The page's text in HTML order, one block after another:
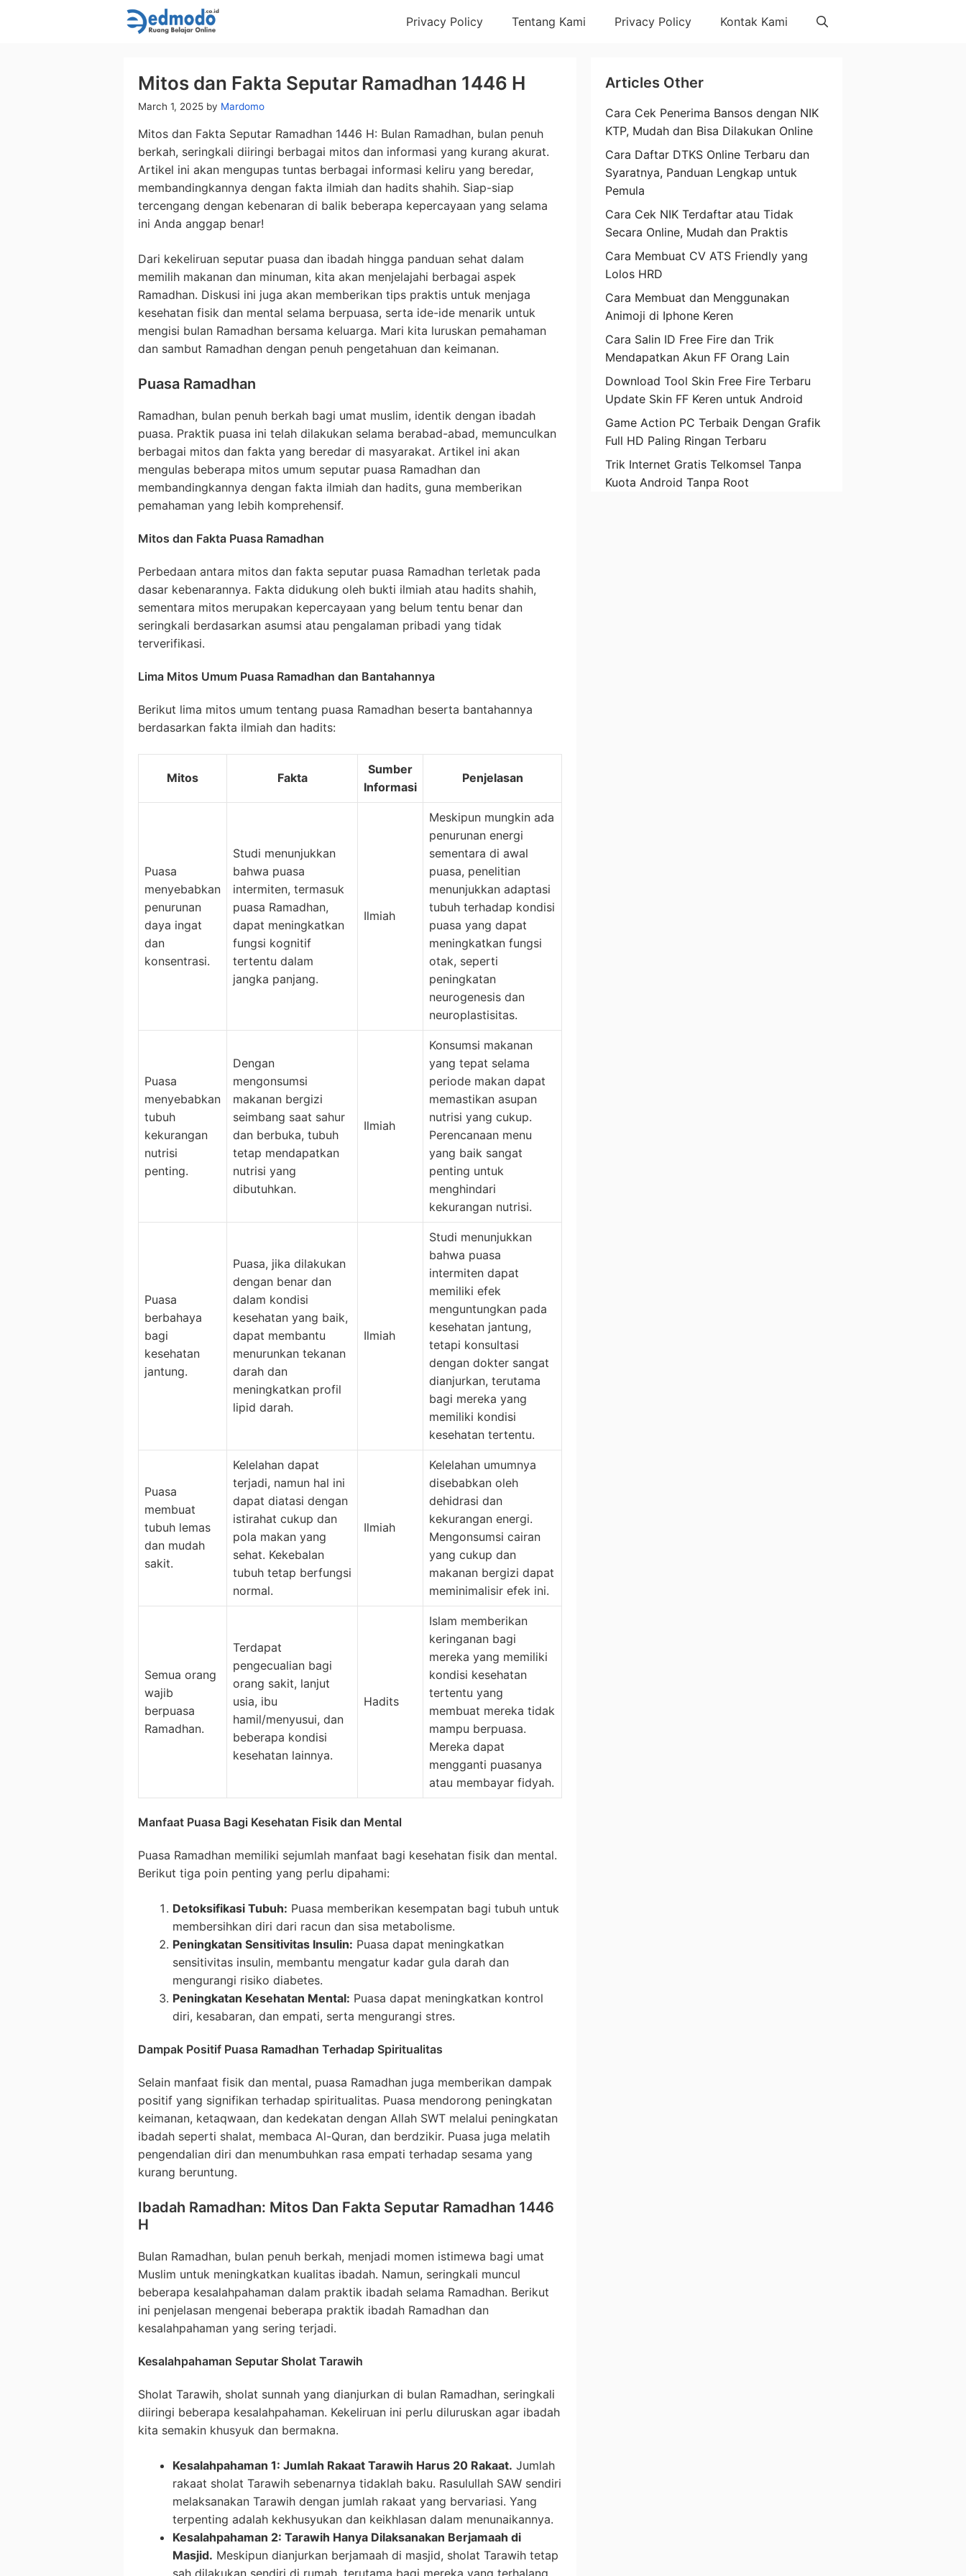
Privacy Policy Tentang Kami Privacy Policy Kontak Kami
Mitos dan Fakta Seputar Ramadhan 1446 H
March 1, 2025 by Mardomo
Mitos dan Fakta Seputar Ramadhan 1446 H: Bulan Ramadhan, bulan penuh
berkah, seringkali diiringi berbagai mitos dan informasi yang kurang akurat.
Artikel ini akan mengupas tuntas berbagai informasi keliru yang beredar,
membandingkannya dengan fakta ilmiah dan hadits shahih. Siap-siap
tercengang dengan kebenaran di balik beberapa kepercayaan yang selama
ini Anda anggap benar!
Dari kekeliruan seputar puasa dan ibadah hingga panduan sehat dalam
memilih makanan dan minuman, kita akan menjelajahi berbagai aspek
Ramadhan. Diskusi ini juga akan memberikan tips praktis untuk menjaga
kesehatan fisik dan mental selama berpuasa, serta ide-ide menarik untuk
mengisi bulan Ramadhan bersama keluarga. Mari kita luruskan pemahaman
dan sambut Ramadhan dengan penuh pengetahuan dan keimanan.
Puasa Ramadhan
Ramadhan, bulan penuh berkah bagi umat muslim, identik dengan ibadah
puasa. Praktik puasa ini telah dilakukan selama berabad-abad, memunculkan
berbagai mitos dan fakta yang beredar di masyarakat. Artikel ini akan
mengulas beberapa mitos umum seputar puasa Ramadhan dan
membandingkannya dengan fakta ilmiah dan hadits, guna memberikan
pemahaman yang lebih komprehensif.
Mitos dan Fakta Puasa Ramadhan
Perbedaan antara mitos dan fakta seputar puasa Ramadhan terletak pada
dasar kebenarannya. Fakta didukung oleh bukti ilmiah atau hadits shahih,
sementara mitos merupakan kepercayaan yang belum tentu benar dan
seringkali berdasarkan asumsi atau pengalaman pribadi yang tidak
terverifikasi.
Lima Mitos Umum Puasa Ramadhan dan Bantahannya
Berikut lima mitos umum tentang puasa Ramadhan beserta bantahannya
berdasarkan fakta ilmiah dan hadits:
Mitos Fakta
Sumber
Informasi
Penjelasan
Puasa
menyebabkan
penurunan
daya ingat
dan
konsentrasi.
Studi menunjukkan
bahwa puasa
intermiten, termasuk
puasa Ramadhan,
dapat meningkatkan
fungsi kognitif
tertentu dalam
jangka panjang.
Ilmiah
Meskipun mungkin ada
penurunan energi
sementara di awal
puasa, penelitian
menunjukkan adaptasi
tubuh terhadap kondisi
puasa yang dapat
meningkatkan fungsi
otak, seperti
peningkatan
neurogenesis dan
neuroplastisitas.
Puasa
menyebabkan
tubuh
kekurangan
nutrisi
penting.
Dengan
mengonsumsi
makanan bergizi
seimbang saat sahur
dan berbuka, tubuh
tetap mendapatkan
nutrisi yang
dibutuhkan.
Ilmiah
Konsumsi makanan
yang tepat selama
periode makan dapat
memastikan asupan
nutrisi yang cukup.
Perencanaan menu
yang baik sangat
penting untuk
menghindari
kekurangan nutrisi.
Puasa
berbahaya
bagi
kesehatan
jantung.
Puasa, jika dilakukan
dengan benar dan
dalam kondisi
kesehatan yang baik,
dapat membantu
menurunkan tekanan
darah dan
meningkatkan profil
lipid darah.
Ilmiah
Studi menunjukkan
bahwa puasa
intermiten dapat
memiliki efek
menguntungkan pada
kesehatan jantung,
tetapi konsultasi
dengan dokter sangat
dianjurkan, terutama
bagi mereka yang
memiliki kondisi
kesehatan tertentu.
Puasa
membuat
tubuh lemas
dan mudah
sakit.
Kelelahan dapat
terjadi, namun hal ini
dapat diatasi dengan
istirahat cukup dan
pola makan yang
sehat. Kekebalan
tubuh tetap berfungsi
normal.
Ilmiah
Kelelahan umumnya
disebabkan oleh
dehidrasi dan
kekurangan energi.
Mengonsumsi cairan
yang cukup dan
makanan bergizi dapat
meminimalisir efek ini.
Semua orang
wajib
berpuasa
Ramadhan.
Terdapat
pengecualian bagi
orang sakit, lanjut
usia, ibu
hamil/menyusui, dan
beberapa kondisi
kesehatan lainnya.
Hadits
Islam memberikan
keringanan bagi
mereka yang memiliki
kondisi kesehatan
tertentu yang
membuat mereka tidak
mampu berpuasa.
Mereka dapat
mengganti puasanya
atau membayar fidyah.
Manfaat Puasa Bagi Kesehatan Fisik dan Mental
Puasa Ramadhan memiliki sejumlah manfaat bagi kesehatan fisik dan mental.
Berikut tiga poin penting yang perlu dipahami:
Detoksifikasi Tubuh: Puasa memberikan kesempatan bagi tubuh untuk
membersihkan diri dari racun dan sisa metabolisme.
Peningkatan Sensitivitas Insulin: Puasa dapat meningkatkan
sensitivitas insulin, membantu mengatur kadar gula darah dan
mengurangi risiko diabetes.
Peningkatan Kesehatan Mental: Puasa dapat meningkatkan kontrol
diri, kesabaran, dan empati, serta mengurangi stres.
Dampak Positif Puasa Ramadhan Terhadap Spiritualitas
Selain manfaat fisik dan mental, puasa Ramadhan juga memberikan dampak
positif yang signifikan terhadap spiritualitas. Puasa mendorong peningkatan
keimanan, ketaqwaan, dan kedekatan dengan Allah SWT melalui peningkatan
ibadah seperti shalat, membaca Al-Quran, dan berdzikir. Puasa juga melatih
pengendalian diri dan menumbuhkan rasa empati terhadap sesama yang
kurang beruntung.
Ibadah Ramadhan: Mitos Dan Fakta Seputar Ramadhan 1446
H
Bulan Ramadhan, bulan penuh berkah, menjadi momen istimewa bagi umat
Muslim untuk meningkatkan kualitas ibadah. Namun, seringkali muncul
beberapa kesalahpahaman dalam praktik ibadah selama Ramadhan. Berikut
ini penjelasan mengenai beberapa praktik ibadah Ramadhan dan
kesalahpahaman yang sering terjadi.
Kesalahpahaman Seputar Sholat Tarawih
Sholat Tarawih, sholat sunnah yang dianjurkan di bulan Ramadhan, seringkali
diiringi beberapa kesalahpahaman. Kekeliruan ini perlu diluruskan agar ibadah
kita semakin khusyuk dan bermakna.
Kesalahpahaman 1: Jumlah Rakaat Tarawih Harus 20 Rakaat. Jumlah
rakaat sholat Tarawih sebenarnya tidaklah baku. Rasulullah SAW sendiri
melaksanakan Tarawih dengan jumlah rakaat yang bervariasi. Yang
terpenting adalah kekhusyukan dan keikhlasan dalam menunaikannya.
Kesalahpahaman 2: Tarawih Hanya Dilaksanakan Berjamaah di
Masjid. Meskipun dianjurkan berjamaah di masjid, sholat Tarawih tetap
sah dilakukan sendiri di rumah, terutama bagi mereka yang terhalang
Articles Other
Cara Cek Penerima Bansos dengan NIK
KTP, Mudah dan Bisa Dilakukan Online
Cara Daftar DTKS Online Terbaru dan
Syaratnya, Panduan Lengkap untuk
Pemula
Cara Cek NIK Terdaftar atau Tidak
Secara Online, Mudah dan Praktis
Cara Membuat CV ATS Friendly yang
Lolos HRD
Cara Membuat dan Menggunakan
Animoji di Iphone Keren
Cara Salin ID Free Fire dan Trik
Mendapatkan Akun FF Orang Lain
Download Tool Skin Free Fire Terbaru
Update Skin FF Keren untuk Android
Game Action PC Terbaik Dengan Grafik
Full HD Paling Ringan Terbaru
Trik Internet Gratis Telkomsel Tanpa
Kuota Android Tanpa Root